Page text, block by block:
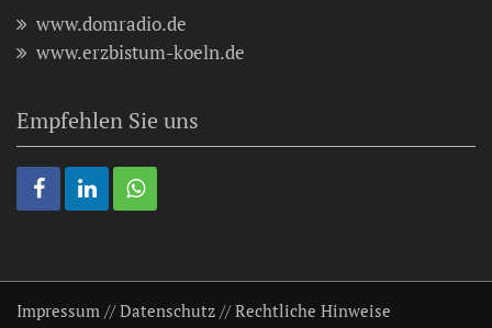
www.domradio.de
www.erzbistum-koeln.de
Empfehlen Sie uns
Impressum //Datenschutz //Rechtliche Hinweise